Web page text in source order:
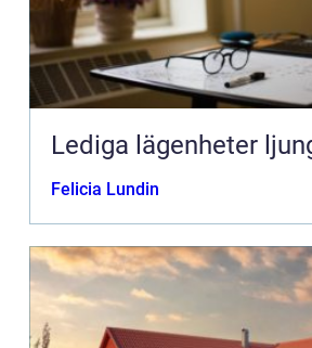
Lediga lägenheter
Felicia Lundin